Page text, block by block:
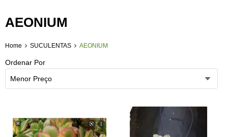
AEONIUM
Home SUCULENTAS AEONIUM
Ordenar Por
Menor Preço